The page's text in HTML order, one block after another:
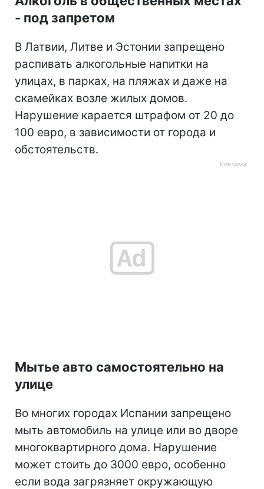
- под запретом
В Латвии, Литве и Эстонии запрещено
распивать алкогольные напитки на
улицах, в парках, на пляжах и даже на
скамейках возле жилых домов.
Нарушение карается штрафом от 20 до
100 евро, в зависимости от города и
обстоятельств.
Мытье авто самостоятельно на
улице
Во многих городах Испании запрещено
мыть автомобиль на улице или во дворе
многоквартирного дома. Нарушение
может стоить до 3000 евро, особенно
если вода загрязняет окружающую